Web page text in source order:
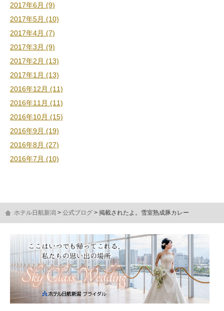
2017年6月 (9)
2017年5月 (10)
2017年4月 (7)
2017年3月 (9)
2017年2月 (13)
2017年1月 (13)
2016年12月 (11)
2016年11月 (11)
2016年10月 (15)
2016年9月 (19)
2016年8月 (27)
2016年7月 (10)
ホテル日航新潟 公式ブログ 掲載されたよ。雪室熟成豚カレー